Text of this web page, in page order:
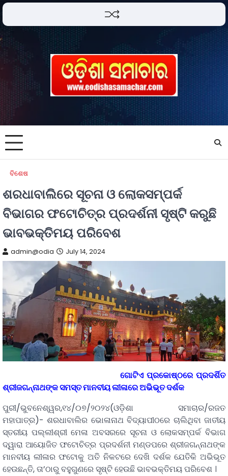
ବିଶେଷ
ଶରଧାବାଲିରେ ସୂଚନା ଓ ଲୋକସମ୍ପର୍କ
ବିଭାଗର ଫଟୋଚିତ୍ର ପ୍ରଦର୍ଶନୀ ସୃଷ୍ଟି କରୁଛି
ଭାବଭକ୍ତିମୟ ପରିବେଶ
admin@odia July 14, 2024
ଗୋଟିଏ ପ୍ରକୋଷ୍ଠରେ ପ୍ରଦର୍ଶିତ
ଶ୍ରୀଜଗନ୍ନାଥଙ୍କ ସମସ୍ତ ମାନବୀୟ ଲୀଳାରେ ଅଭିଭୂତ ଦର୍ଶକ
ପୁରୀ/ଭୁବନେଶ୍ୱର,୧୪/୦୭/୨୦୨୪(ଓଡ଼ିଶା ସମାଚାର/ରଜତ
ମହାପାତ୍ର)- ଶରଧାବାଲିର ଭୋଳାନାଥ ବିଦ୍ୟାପୀଠରେ ଚାଲିଥିବା ଜାତୀୟ
ସ୍ତରୀୟ ପଲ୍ଲୀଶ୍ରୀ ମେଳା ଅବସରରେ ସୂଚନା ଓ ଲୋକସମ୍ପର୍କ ବିଭାଗ
ଦ୍ୱାରା ଆୟୋଜିତ ଫଟୋଚିତ୍ର ପ୍ରଦର୍ଶନୀ ମଣ୍ଡପରେ ଶ୍ରୀଜଗନ୍ନାଥଙ୍କ
ମାନବୀୟ ଲୀଳାର ଫଟୋକୁ ଅତି ନିକଟରେ ଦେଖି ଦର୍ଶକ ଯେତିକି ଅଭିଭୂତ
ହେଉଛନ୍ତି, ତା’ଠାରୁ ବହୁଗୁଣରେ ସୃଷ୍ଟି ହେଉଛି ଭାବଭକ୍ତିମୟ ପରିବେଶ ।